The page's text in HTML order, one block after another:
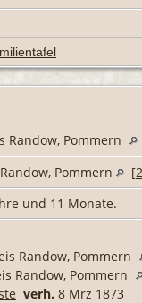
Randow, Pommern
Pommern [2
und 11 Monate.
Randow, Pommern
Randow, Pommern
verh. 8 Mrz 1873